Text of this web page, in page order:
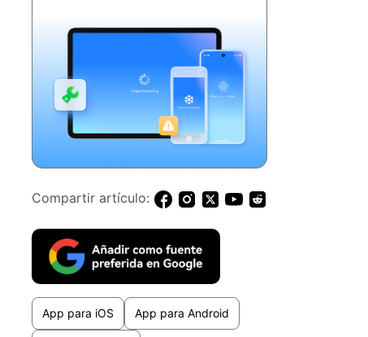
Compartir artículo:
App para iOS App para Android